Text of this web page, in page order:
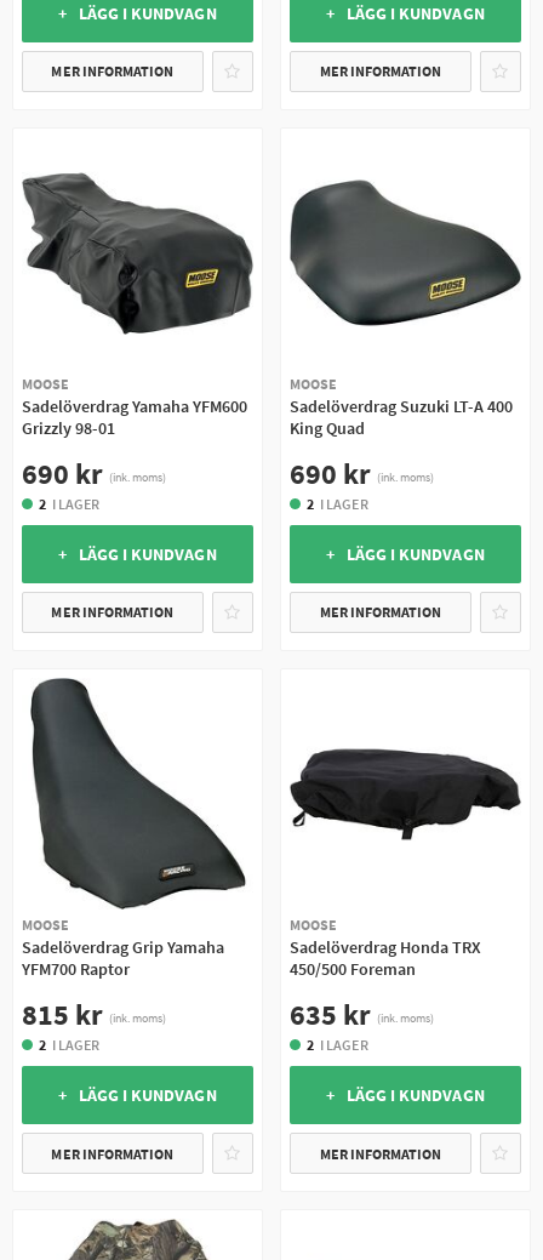
+ LÄGG I KUNDVAGN
MER INFORMATION
+ LÄGG I KUNDVAGN
MER INFORMATION
MOOSE
Sadelöverdrag Yamaha YFM600
Grizzly 98-01
690 kr (ink. moms)
2 I LAGER
+ LÄGG I KUNDVAGN
MER INFORMATION
MOOSE
Sadelöverdrag Suzuki LT-A 400
King Quad
690 kr (ink. moms)
2 I LAGER
+ LÄGG I KUNDVAGN
MER INFORMATION
MOOSE
Sadelöverdrag Grip Yamaha
YFM700 Raptor
815 kr (ink. moms)
2 I LAGER
+ LÄGG I KUNDVAGN
MER INFORMATION
MOOSE
Sadelöverdrag Honda TRX
450/500 Foreman
635 kr (ink. moms)
2 I LAGER
+ LÄGG I KUNDVAGN
MER INFORMATION